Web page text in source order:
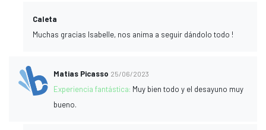
Caleta
Muchas gracias Isabelle, nos anima a seguir dándolo todo !
Matias Picasso 25/06/2023
Experiencia fantástica: Muy bien todo y el desayuno muy
bueno.